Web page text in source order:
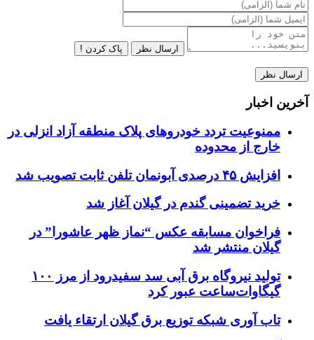
ارسال نظر پاک کردن !
آخرین اخبار
ممنوعیت تردد خودروهای پلاک منطقه آزاد انزلی در
خارج از محدوده
افزایش ۴۵ درصدی آبونمان تلفن ثابت تصویب شد
خرید تضمینی گندم در گیلان آغاز شد
فراخوان مسابقه عکس “نماز ظهر عاشورا” در
گیلان منتشر شد
تولید نیروگاه برق‌ آبی سد سفیدرود از مرز ۱۰۰
گیگاوات‌ساعت عبور کرد
تاب آوری شبکه توزیع برق گیلان ارتقاء یافت